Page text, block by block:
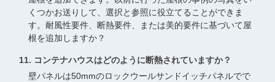
くつかお送りして、選択と参照に役立てることができま
す。耐風性要件、断熱要件、または美的要件に基づいて屋
根を追加しますか？
11. コンテナハウスはどのように断熱されていますか？
壁パネルは50mmのロックウールサンドイッチパネルでで